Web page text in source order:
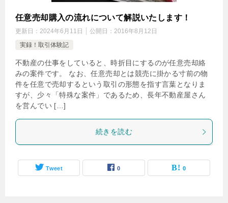
任意売却購入の流れについて解説いたします！
更新日： 2024年6月11日 公開日： 2016年8月12日
実録！取引体験記
不動産の仕事をしていると、時折目にするのが任意売却絡
みの案件です。 なお、任意売却とは競売に掛かる寸前の物
件を任意で売却するという取引の形態を指す言葉となりま
すが、少々「特殊な案件」であるため、長年不動産屋さん
を営んでい […]
続きを読む
Tweet 0 0